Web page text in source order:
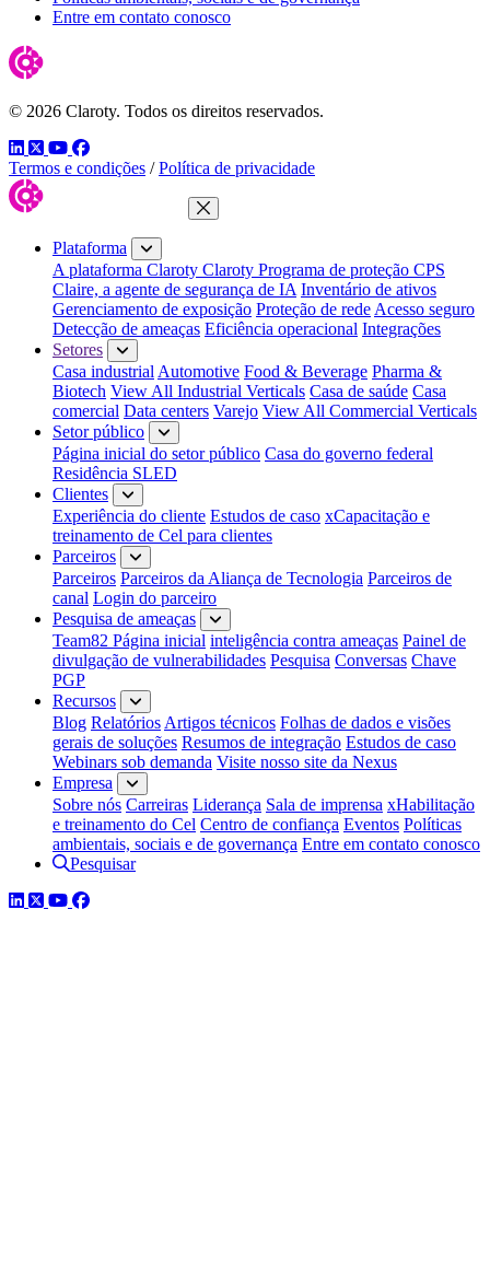
Entre em contato conosco
© 2026 Claroty. Todos os direitos reservados.
LinkedIn
TwitterYouTube
Facebook
Termos e condições / Política de privacidade
Fechar menu
Plataforma
A plataforma Claroty Claroty Programa de proteção CPS
Claire, a agente de segurança de IA Inventário de ativos
Gerenciamento de exposição Proteção de rede Acesso seguro
Detecção de ameaças Eficiência operacional Integrações
Setores
Casa industrial Automotive Food & Beverage Pharma &
Biotech View All Industrial Verticals Casa de saúde Casa
comercial Data centers Varejo View All Commercial Verticals
Setor público
Página inicial do setor público Casa do governo federal
Residência SLED
Clientes
Experiência do cliente Estudos de caso xCapacitação e
treinamento de Cel para clientes
Parceiros
Parceiros Parceiros da Aliança de Tecnologia Parceiros de
canal Login do parceiro
Pesquisa de ameaças
Team82 Página inicial inteligência contra ameaças Painel de
divulgação de vulnerabilidades Pesquisa Conversas Chave
PGP
Recursos
Blog Relatórios Artigos técnicos Folhas de dados e visões
gerais de soluções Resumos de integração Estudos de caso
Webinars sob demanda Visite nosso site da Nexus
Empresa
Sobre nós Carreiras Liderança Sala de imprensa xHabilitação
e treinamento do Cel Centro de confiança Eventos Políticas
ambientais, sociais e de governança Entre em contato conosco
Pesquisar
LinkedIn
TwitterYouTube
Facebook